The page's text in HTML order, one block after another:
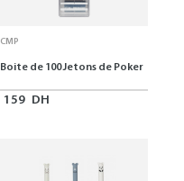
CMP
Boite de 100 Jetons de Poker
159 DH